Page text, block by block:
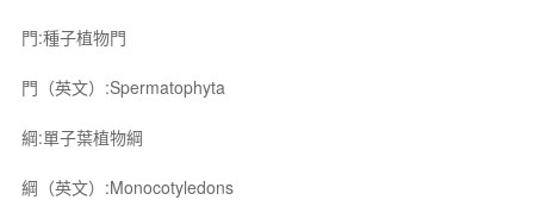
門:種子植物門
門（英文）:Spermatophyta
綱:單子葉植物綱
綱（英文）:Monocotyledons